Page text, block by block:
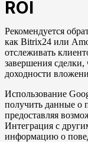
ROI
Рекомендуется
как Bitrix24 или
отслеживать
завершения
доходности
Использование
получить данные о
предоставляя
Интеграция с
информацию о